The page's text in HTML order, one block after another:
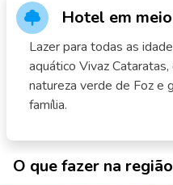
Hotel em
Lazer para todas as
aquático Vivaz
natureza verde de Foz e
família.
O que fazer na